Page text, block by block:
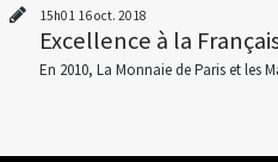
15h01 16oct. 2018
Excellence à la
En 2010, La Monnaie de Paris et les